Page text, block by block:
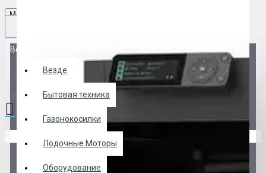
Menu
Везде
Везде
Бытовая техника
Газонокосилки
Лодочные Моторы
Оборудование
0 товар(ов) - 0 р.